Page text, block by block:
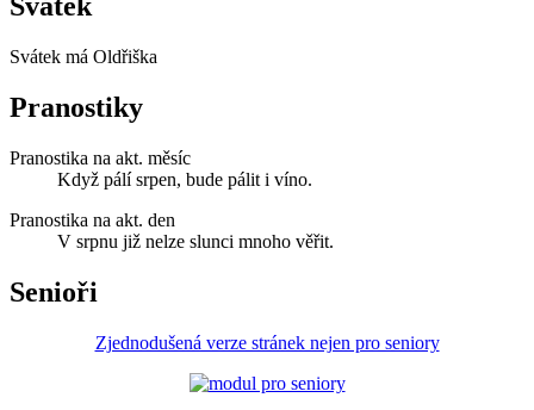
Svátek má Oldřiška
Pranostiky
Pranostika na akt. měsíc
Když pálí srpen, bude pálit i víno.
Pranostika na akt. den
V srpnu již nelze slunci mnoho věřit.
Senioři
Zjednodušená verze stránek nejen pro seniory